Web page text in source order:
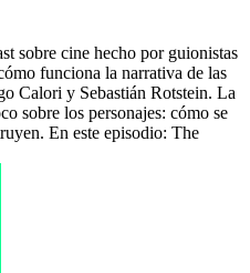
sobre cine hecho por guionistas
funciona la narrativa de las
Calori y Sebastián Rotstein. La
sobre los personajes: cómo se
En este episodio: The